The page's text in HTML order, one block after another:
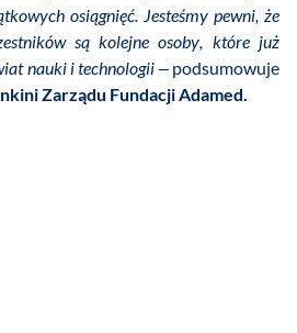
osiągnięć. Jesteśmy pewni, że
są kolejne osoby, które już
nauki i technologii – podsumowuje
Zarządu Fundacji Adamed.